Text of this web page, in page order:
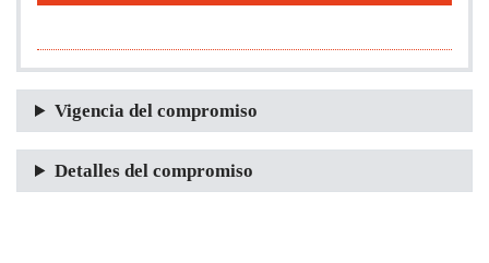
Vigencia del compromiso
Detalles del compromiso